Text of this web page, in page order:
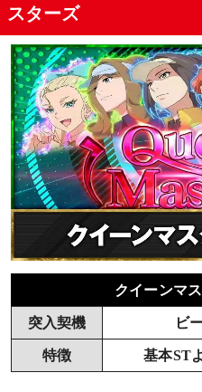
スターズ
クイーンマ
突入契機 ビ
特徴 基本ST